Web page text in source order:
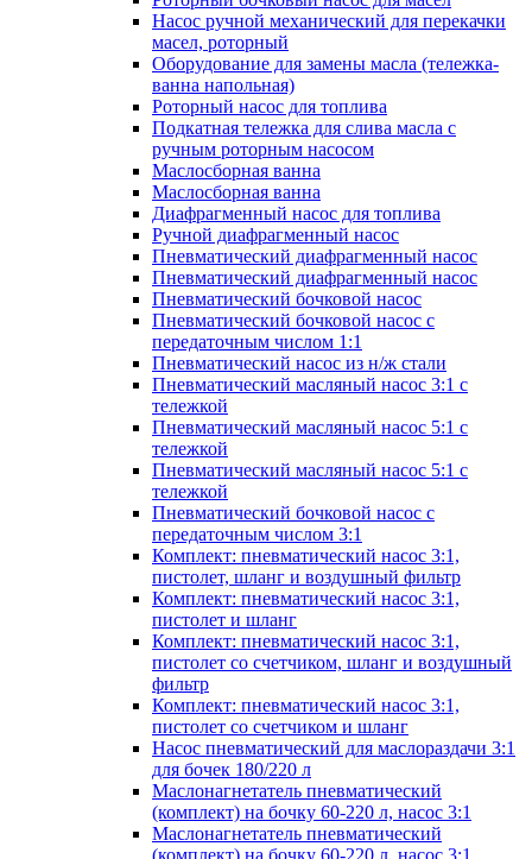
Насос ручной механический для перекачки
масел, роторный
Оборудование для замены масла (тележка-
ванна напольная)
Роторный насос для топлива
Подкатная тележка для слива масла с
ручным роторным насосом
Маслосборная ванна
Маслосборная ванна
Диафрагменный насос для топлива
Ручной диафрагменный насос
Пневматический диафрагменный насос
Пневматический диафрагменный насос
Пневматический бочковой насос
Пневматический бочковой насос с
передаточным числом 1:1
Пневматический насос из н/ж стали
Пневматический масляный насос 3:1 с
тележкой
Пневматический масляный насос 5:1 с
тележкой
Пневматический масляный насос 5:1 с
тележкой
Пневматический бочковой насос с
передаточным числом 3:1
Комплект: пневматический насос 3:1,
пистолет, шланг и воздушный фильтр
Комплект: пневматический насос 3:1,
пистолет и шланг
Комплект: пневматический насос 3:1,
пистолет со счетчиком, шланг и воздушный
фильтр
Комплект: пневматический насос 3:1,
пистолет со счетчиком и шланг
Насос пневматический для маслораздачи 3:1
для бочек 180/220 л
Маслонагнетатель пневматический
(комплект) на бочку 60-220 л, насос 3:1
Маслонагнетатель пневматический
(комплект) на бочку 60-220 л, насос 3:1